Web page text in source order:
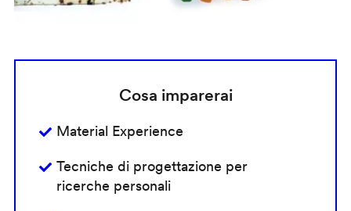
Cosa imparerai
Material Experience
Tecniche di progettazione per
ricerche personali